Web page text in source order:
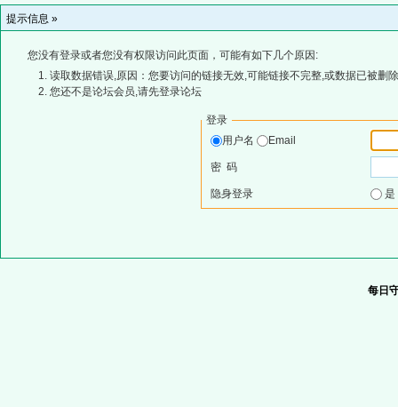
提示信息 »
您没有登录或者您没有权限访问此页面，可能有如下几个原因:
读取数据错误,原因：您要访问的链接无效,可能链接不完整,或数据已被删
您还不是论坛会员,请先登录论坛
登录
用户名
Email
密 码
隐身登录
每日